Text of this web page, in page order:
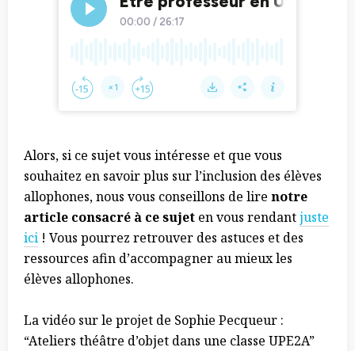
Alors, si ce sujet vous intéresse et que vous
souhaitez en savoir plus sur l’inclusion des élèves
allophones, nous vous conseillons de lire notre
article consacré à ce sujet en vous rendantjuste
ici ! Vous pourrez retrouver des astuces et des
ressources afin d’accompagner au mieux les
élèves allophones.
La vidéo sur le projet de Sophie Pecqueur :
“Ateliers théâtre d’objet dans une classe UPE2A”